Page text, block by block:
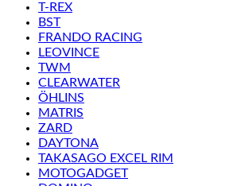
T-REX
BST
FRANDO RACING
LEOVINCE
TWM
CLEARWATER
ÖHLINS
MATRIS
ZARD
DAYTONA
TAKASAGO EXCEL RIM
MOTOGADGET